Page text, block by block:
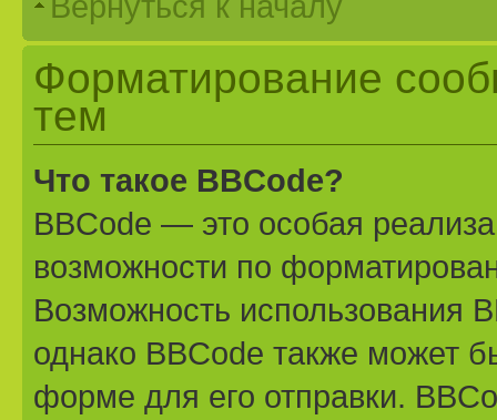
Форматирование
тем
Что такое BBCode?
BBCode — это особая
возможности по
Возможность использования
однако BBCode также может
форме для его отправки.